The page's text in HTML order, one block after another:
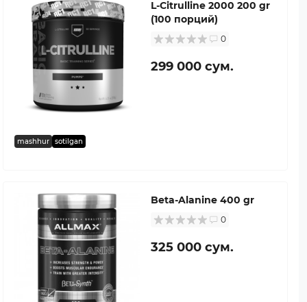
mashhur sotilgan
L-Citrulline 2000 200 gr
(100 порций)
0
299 000 сум.
Beta-Alanine 400 gr
0
325 000 сум.